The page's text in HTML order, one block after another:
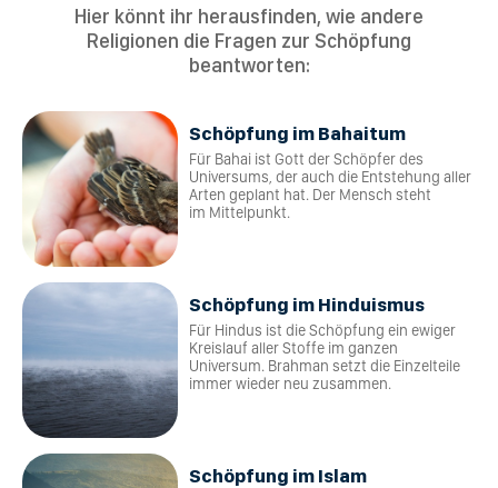
Hier könnt ihr herausfinden, wie andere
Religionen die Fragen zur Schöpfung
beantworten:
Schöpfung im Bahaitum
Für Bahai ist Gott der Schöpfer des
Universums, der auch die Entstehung aller
Arten geplant hat. Der Mensch steht
im Mittelpunkt.
Schöpfung im Hinduismus
Für Hindus ist die Schöpfung ein ewiger
Kreislauf aller Stoffe im ganzen
Universum. Brahman setzt die Einzelteile
immer wieder neu zusammen.
Schöpfung im Islam